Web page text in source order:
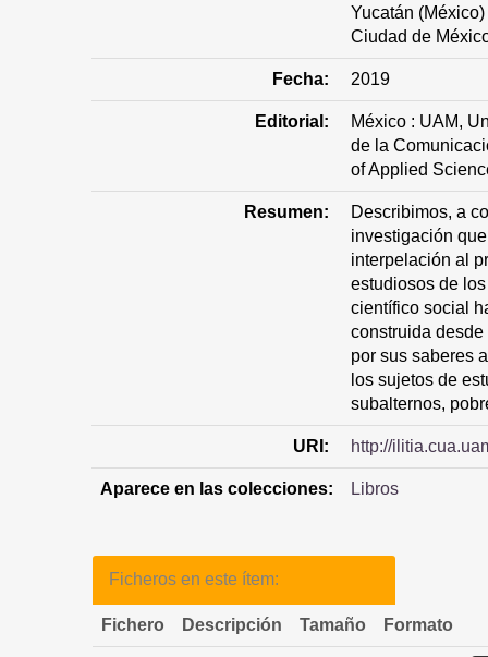
Yucatán
Ciudad de
Fecha: 2019
Editorial:
México : UAM,
de la
of Applied
Resumen:
Describimos, a
investigación
interpelación al
estudiosos de
científico social
construida
por sus saberes
los sujetos de
subalternos,
URI: http://
Aparece en las colecciones: Libros
Ficheros en este ítem:
Fichero Descripción Tamaño Formato